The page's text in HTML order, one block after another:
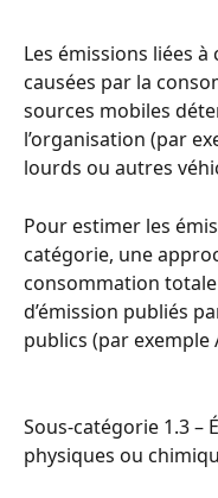
Les émissions liées
causées par la
sources mobiles
l’organisation (par
lourds ou autres
Pour estimer les
catégorie, une
consommation
d’émission publiés
publics (par exemple
Sous-catégorie 1.3 –
physiques ou